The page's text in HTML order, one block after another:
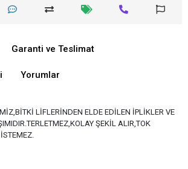
Garanti ve Teslimat
Yorumlar
LİFLERİNDEN ELDE EDİLEN İPLİKLER VE
ŞEKİL ALIR,TOK